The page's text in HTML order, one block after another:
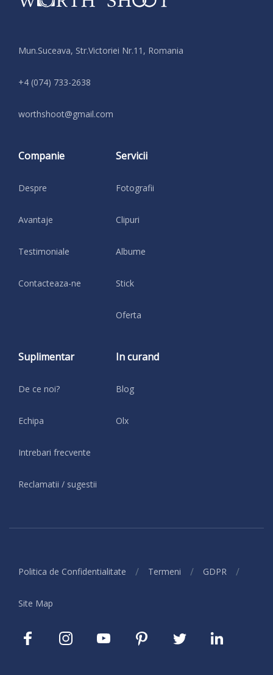
Mun.Suceava, Str.Victoriei Nr.11, Romania
+4 (074) 733-2638
moc.liamg@toohshtrow
Companie
Despre
Avantaje
Testimoniale
Contacteaza-ne
Servicii
Fotografii
Clipuri
Albume
Stick
Oferta
Suplimentar
De ce noi?
Echipa
Intrebari frecvente
Reclamatii / sugestii
In curand
Blog
Olx
Politica de Confidentialitate / Termeni / GDPR /
Site Map